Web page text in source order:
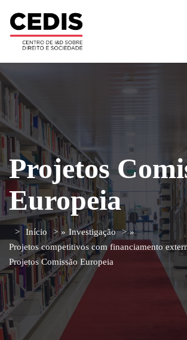
Projetos
Europeia
Início » Investigação
»
Projetos competitivos com financiamento
Projetos Comissão Europeia